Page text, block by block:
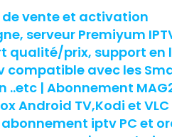
de vente et activation
serveur Premiyum
qualité/prix, support en
avec les
..etc | Abonnement
Android TV,Kodi et
iptv PC et